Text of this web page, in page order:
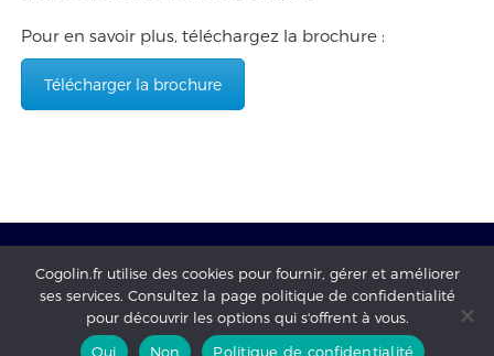
Pour en savoir plus, téléchargez la brochure :
Télécharger la brochure
Mairie de Cogolin - copyright 2017 - tous droits réservés -
mentions légales-Politique de confidentialité
Cogolin.fr utilise des cookies pour fournir, gérer et améliorer
ses services. Consultez la page politique de confidentialité
pour découvrir les options qui s'offrent à vous.
Oui
Non Politique de confidentialité